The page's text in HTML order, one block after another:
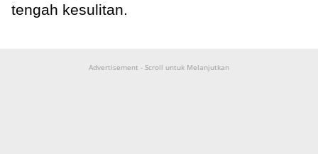
tengah kesulitan.
Advertisement - Scroll untuk Melanjutkan